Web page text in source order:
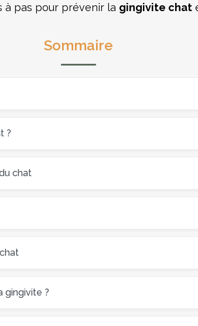
à pas pour prévenir la gingivite chat
Sommaire
?
chat
gingivite ?